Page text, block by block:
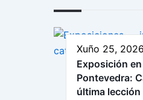
Xuño 25, 2026
Exposición en
Pontevedra:
última